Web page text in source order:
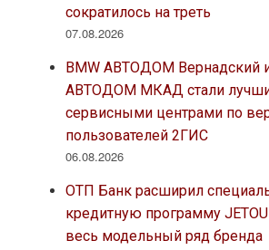
сократилось на треть
07.08.2026
BMW АВТОДОМ Вернадский
АВТОДОМ МКАД стали
сервисными центрами по
пользователей 2ГИС
06.08.2026
ОТП Банк расширил
кредитную программу
весь модельный ряд бренда